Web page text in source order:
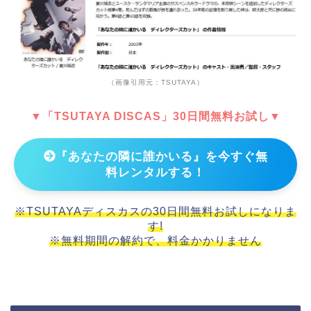
（画像引用元：TSUTAYA）
▼「TSUTAYA DISCAS」30日間無料お試し▼
『あなたの隣に誰かいる』を今すぐ無
料レンタルする！
※TSUTAYAディスカスの30日間無料お試しになりま
す!
※無料期間の解約で、料金かかりません